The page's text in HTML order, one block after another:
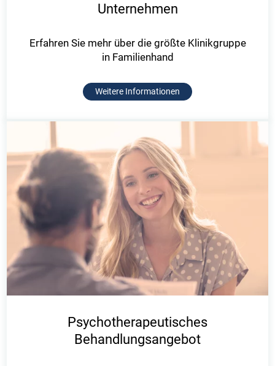
Unternehmen
Erfahren Sie mehr über die größte Klinikgruppe
in Familienhand
Weitere Informationen
Psychotherapeutisches
Behandlungsangebot